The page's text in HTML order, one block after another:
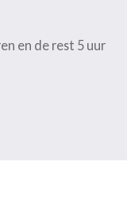
en de rest 5 uur